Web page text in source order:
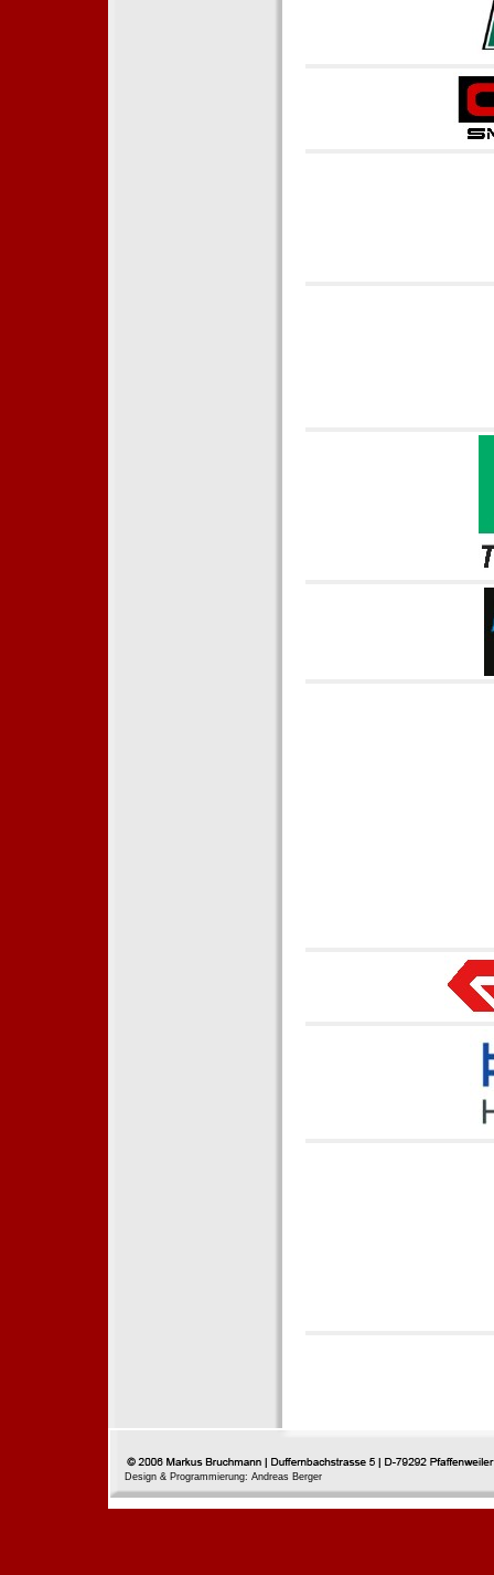
Design & Programmierung: Andreas Berger